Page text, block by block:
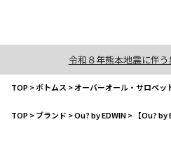
令和８年熊本地震に伴
TOP>ボトムス >オーバーオール・サロペッ
TOP>ブランド >Ou? by EDWIN> 【Ou?